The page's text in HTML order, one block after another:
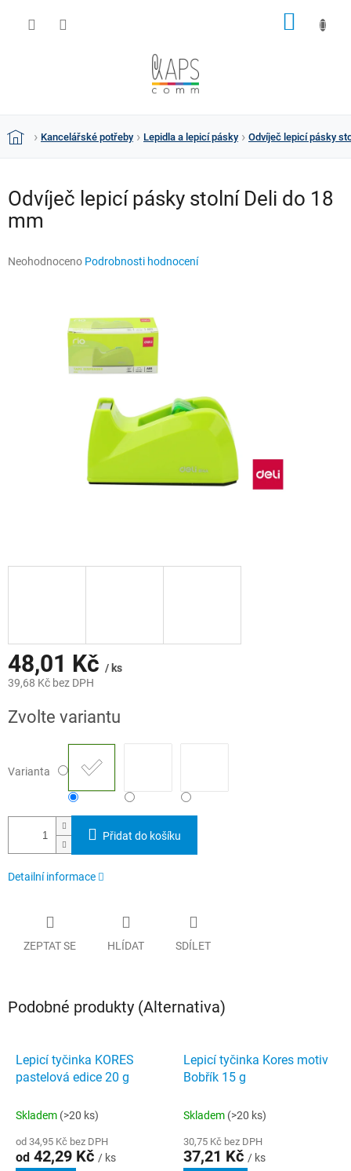
DomůKancelářské potřeby Lepidla a lepicí pásky Odvíječ lepicí pásky
Odvíječ lepicí pásky stolní Deli do 18
mm
Průměrné
Neohodnoceno Podrobnosti hodnocení
48,01 Kč / ks
39,68 Kč bez DPH
cena:
Zvolte variantu
Varianta
Přidat do košíku
Detailní informace
ZEPTAT SE HLÍDAT SDÍLET
Podobné produkty (Alternativa)
Lepicí tyčinka KORES
pastelová edice 20 g
Skladem (>20 ks)
od 34,95 Kč bez DPH
od 42,29 Kč / ks
Lepicí tyčinka Kores motiv
Bobřík 15 g
Skladem (>20 ks)
30,75 Kč bez DPH
37,21 Kč / ks